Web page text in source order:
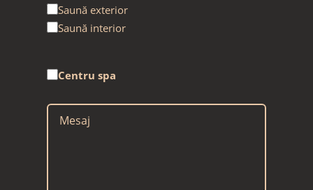
Saună exterior
Saună interior
Centru spa